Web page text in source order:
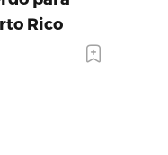
Rico